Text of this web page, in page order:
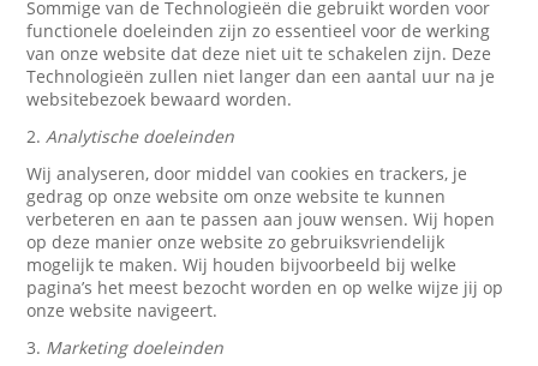
Sommige van de Technologieën die gebruikt worden voor
functionele doeleinden zijn zo essentieel voor de werking
van onze website dat deze niet uit te schakelen zijn. Deze
Technologieën zullen niet langer dan een aantal uur na je
websitebezoek bewaard worden.
2.Analytische doeleinden
Wij analyseren, door middel van cookies en trackers, je
gedrag op onze website om onze website te kunnen
verbeteren en aan te passen aan jouw wensen. Wij hopen
op deze manier onze website zo gebruiksvriendelijk
mogelijk te maken. Wij houden bijvoorbeeld bij welke
pagina’s het meest bezocht worden en op welke wijze jij op
onze website navigeert.
3. Marketing doeleinden